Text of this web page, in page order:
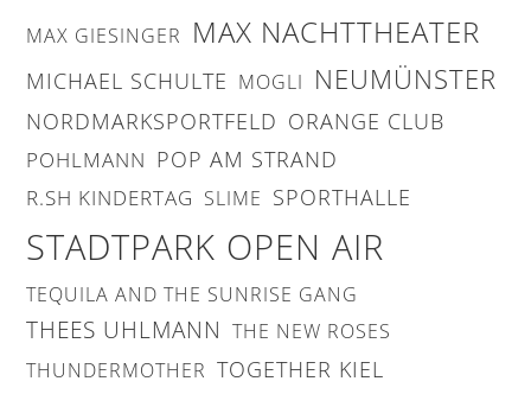
MAX GIESINGER MAX NACHTTHEATER
MICHAEL SCHULTE MOGLI NEUMÜNSTER
NORDMARKSPORTFELD ORANGE CLUB
POHLMANN POP AM STRAND
R.SH KINDERTAG SLIME SPORTHALLE
STADTPARK OPEN AIR
TEQUILA AND THE SUNRISE GANG
THEES UHLMANN THE NEW ROSES
THUNDERMOTHER TOGETHER KIEL